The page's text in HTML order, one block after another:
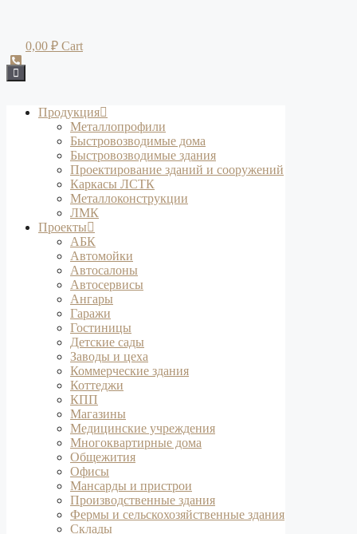
0,00 ₽ Cart
Продукция
Металлопрофили
Быстровозводимые дома
Быстровозводимые здания
Проектирование зданий и сооружений
Каркасы ЛСТК
Металлоконструкции
ЛМК
Проекты
АБК
Автомойки
Автосалоны
Автосервисы
Ангары
Гаражи
Гостиницы
Детские сады
Заводы и цеха
Коммерческие здания
Коттеджи
КПП
Магазины
Медицинские учреждения
Многоквартирные дома
Общежития
Офисы
Мансарды и пристрои
Производственные здания
Фермы и сельскохозяйственные здания
Склады